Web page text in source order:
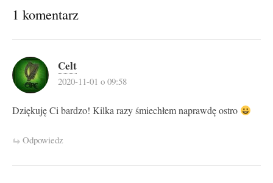
1 komentarz
Celt
2020-11-01 o 09:58
Dziękuję Ci bardzo! Kilka razy śmiechłem naprawdę ostro
Odpowiedz